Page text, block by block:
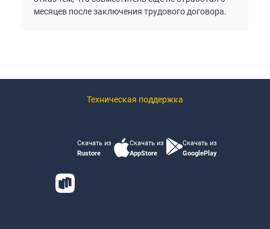
месяцев после заключения трудового договора.
Техническая поддержка
Скачать из
Rustore
Скачать из
AppStore
Скачать из
GooglePlay